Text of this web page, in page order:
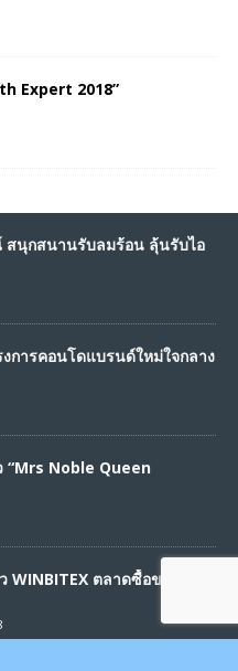
Expert 2018”
สนุกสนานรับลมร้อน ลุ้นรับไอ
งการคอนโดแบรนด์ใหม่ใจกลาง
“Mrs Noble Queen
WINBITEX ตลาดซื้อขายแบบ